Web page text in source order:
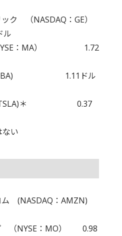
ク （NASDAQ：GE）
ル
NYSE：MA） 1.72
：BA) 1.11ドル
：TSLA)＊ 0.37
い
ム (NASDAQ：AMZN)
ル
（NYSE：MO） 0.98